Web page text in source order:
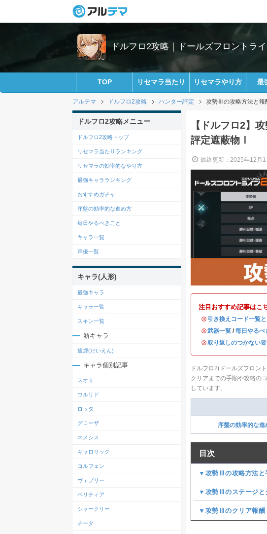
ドルフロ2攻略｜ドールズフロントラ
TOP リセマラ当たり リセマラやり方 最
アルテマ ドルフロ2攻略 ハンター評定 攻勢Ⅲの攻略方法と報
【ドルフロ2】
評定遮蔽物Ⅰ
最終更新：2025年12月
注目おすすめ記事はこ
・ 引き換えコード一覧
・武器一覧 / 毎日やるべ
・取り返しのつかない
ドルフロ2(ドールズフロン
クリアまでの手順や攻略の
しています。
序盤の効率的な進
目次
▼攻勢Ⅲの攻略方法と
▼攻勢Ⅲのステージと
▼攻勢Ⅲのクリア報酬
ドルフロ2攻略メニュー
ドルフロ2攻略トップ
リセマラ当たりランキング
リセマラの効率的なやり方
最強キャラランキング
おすすめガチャ
序盤の効率的な進め方
毎日やるべきこと
キャラ一覧
声優一覧
キャラ(人形)
最強キャラ
キャラ一覧
スキン一覧
新キャラ
黛煙(だいえん)
キャラ個別記事
スオミ
ウルリド
ロッタ
グローザ
ネメシス
キャロリック
コルフェン
ヴェプリー
ペリティア
シャークリー
チータ